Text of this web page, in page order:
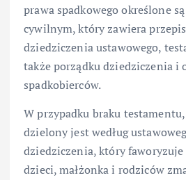
prawa spadkowego określone
cywilnym, który zawiera
dziedziczenia ustawowego,
także porządku dziedziczenia i
spadkobierców.
W przypadku braku
dzielony jest według
dziedziczenia, który
dzieci, małżonka i rodziców